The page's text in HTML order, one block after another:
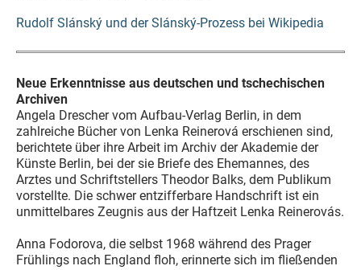
Rudolf Slánský und der Slánský-Prozess bei Wikipedia
Neue Erkenntnisse aus deutschen und tschechischen
Archiven
Angela Drescher vom Aufbau-Verlag Berlin, in dem
zahlreiche Bücher von Lenka Reinerová erschienen sind,
berichtete über ihre Arbeit im Archiv der Akademie der
Künste Berlin, bei der sie Briefe des Ehemannes, des
Arztes und Schriftstellers Theodor Balks, dem Publikum
vorstellte. Die schwer entzifferbare Handschrift ist ein
unmittelbares Zeugnis aus der Haftzeit Lenka Reinerovás.
Anna Fodorova, die selbst 1968 während des Prager
Frühlings nach England floh, erinnerte sich im fließenden